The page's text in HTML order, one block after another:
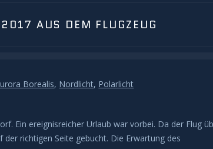
AUS DEM FLUGZEUG
Borealis, Nordlicht, Polarlicht
Ein ereignisreicher Urlaub war vorbei. Da der Flug
richtigen Seite gebucht. Die Erwartung des